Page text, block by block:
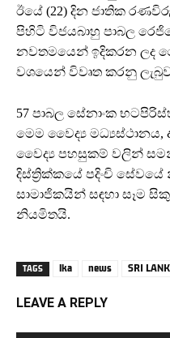
ඊයේ (22) දින ජාතික
පිහිටි විජයබාහු පාබල
නවතමයෙන් ඉදිකරන ලද
වශයෙන් විවෘත කරනු
57 පාබල සේනාංක
මෙම වෛද්‍ය
වෛද්‍ය පහසුකම් වලින්
දිස්ත්‍රික්කයේ පදිංචි සේවයේ
සාමාජිකයින් සඳහා සෑම
නියමිතයි.
TAGS lka news SRI
LEAVE A REPLY